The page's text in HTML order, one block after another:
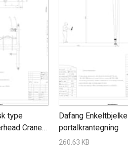
type
Crane
Dafang Enkeltbjelke
portalkrantegning
260.63 KB